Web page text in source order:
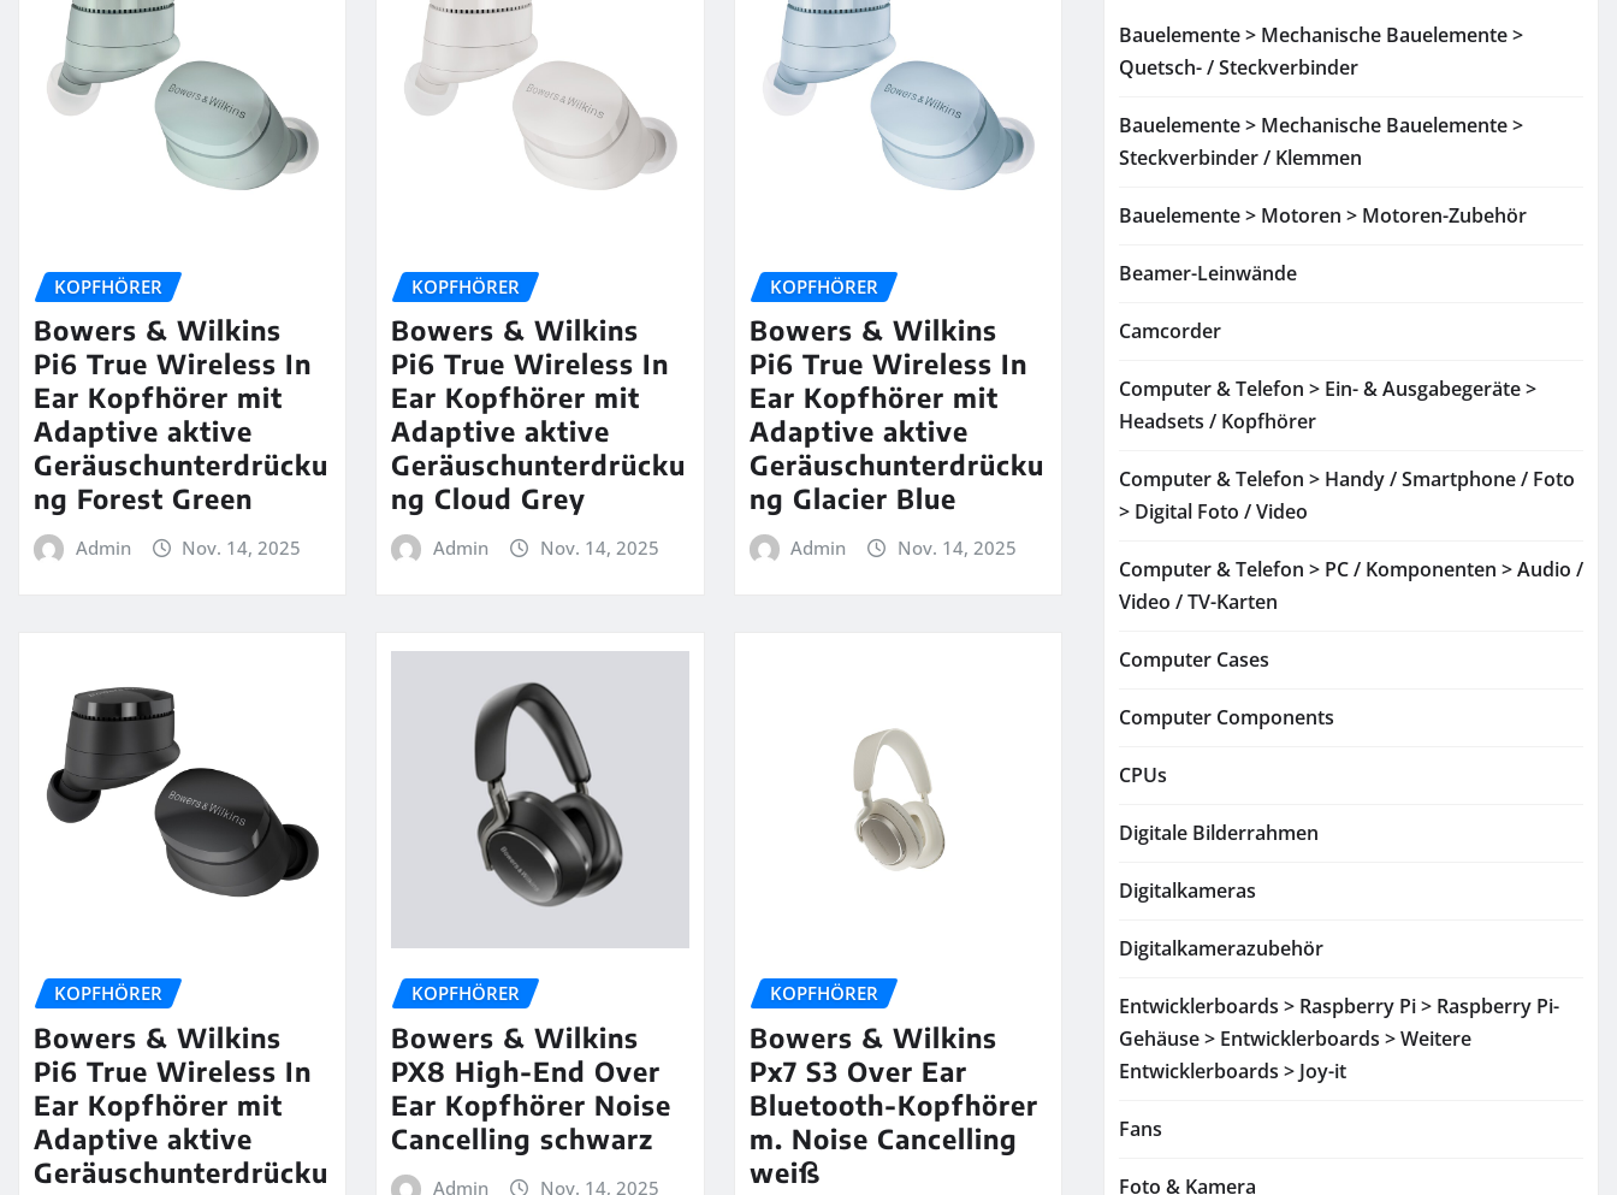
KOPFHÖRER
Bowers & Wilkins
Pi6 True Wireless In
Ear Kopfhörer mit
Adaptive aktive
Geräuschunterdrücku
ng Forest Green
Admin Nov. 14, 2025
KOPFHÖRER
Bowers & Wilkins
Pi6 True Wireless In
Ear Kopfhörer mit
Adaptive aktive
Geräuschunterdrücku
ng Cloud Grey
Admin Nov. 14, 2025
KOPFHÖRER
Bowers & Wilkins
Pi6 True Wireless In
Ear Kopfhörer mit
Adaptive aktive
Geräuschunterdrücku
ng Glacier Blue
Admin Nov. 14, 2025
KOPFHÖRER
Bowers & Wilkins
Pi6 True Wireless In
Ear Kopfhörer mit
Adaptive aktive
Geräuschunterdrücku
KOPFHÖRER
Bowers & Wilkins
PX8 High-End Over
Ear Kopfhörer Noise
Cancelling schwarz
Admin Nov. 14, 2025
KOPFHÖRER
Bowers & Wilkins
Px7 S3 Over Ear
Bluetooth-Kopfhörer
m. Noise Cancelling
weiß
Bauelemente > Mechanische Bauelemente >
Quetsch- / Steckverbinder
Bauelemente > Mechanische Bauelemente >
Steckverbinder / Klemmen
Bauelemente > Motoren > Motoren-Zubehör
Beamer-Leinwände
Camcorder
Computer & Telefon > Ein- & Ausgabegeräte >
Headsets / Kopfhörer
Computer & Telefon > Handy / Smartphone / Foto
> Digital Foto / Video
Computer & Telefon > PC / Komponenten > Audio /
Video / TV-Karten
Computer Cases
Computer Components
CPUs
Digitale Bilderrahmen
Digitalkameras
Digitalkamerazubehör
Entwicklerboards > Raspberry Pi > Raspberry Pi-
Gehäuse > Entwicklerboards > Weitere
Entwicklerboards > Joy-it
Fans
Foto & Kamera